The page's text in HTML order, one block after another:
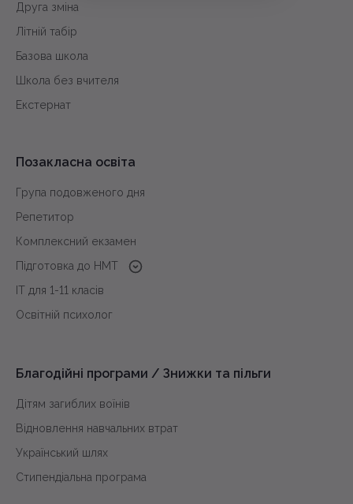
Друга зміна
Літній табір
Базова школа
Школа без вчителя
Екстернат
Позакласна освіта
Група подовженого дня
Репетитор
Комплексний екзамен
Підготовка до HMT
з української мови
з історії України
IT для 1-11 класів
Освітній психолог
Благодійні програми / Знижки та пільги
Дітям загиблих воїнів
Відновлення навчальних втрат
Український шлях
Стипендіальна програма